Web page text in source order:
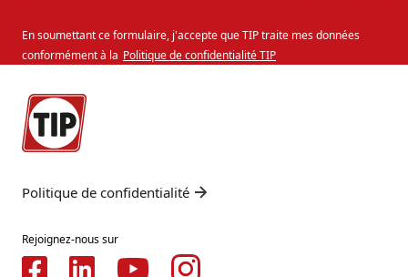
En soumettant ce formulaire, j'accepte que TIP traite mes données
conformément à la Politique de confidentialité TIP
Politique de confidentialité
Rejoignez-nous sur